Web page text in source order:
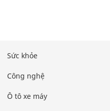
Sức khỏe
Công nghệ
Ô tô xe máy